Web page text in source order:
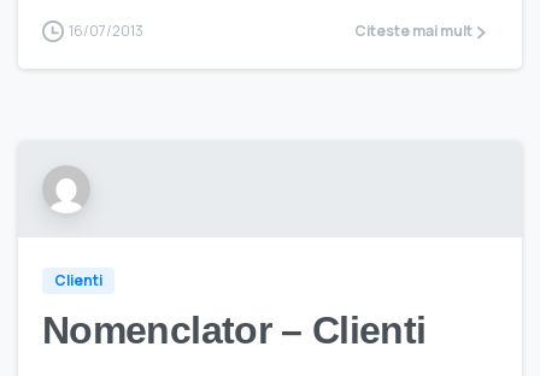
16/07/2013 Citeste mai mult
Clienti
Nomenclator – Clienti